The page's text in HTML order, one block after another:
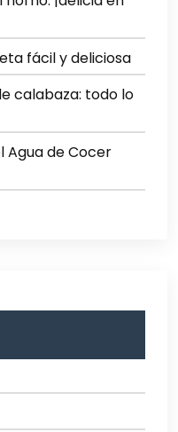
fácil y deliciosa
calabaza: todo lo
Agua de Cocer